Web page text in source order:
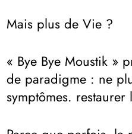
Mais plus de Vie ?
« Bye Bye Moustik »
de paradigme : ne
symptômes.